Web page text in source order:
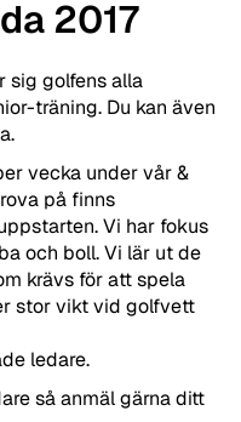
2017
sig golfens alla
träning. Du kan även
vecka under vår &
på finns
Vi har fokus
och boll. Vi lär ut de
krävs för att spela
stor vikt vid golfvett
ledare.
så anmäl gärna ditt